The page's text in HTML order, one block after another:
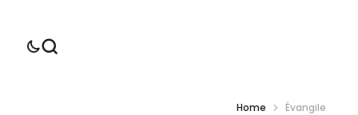
Home Évangile